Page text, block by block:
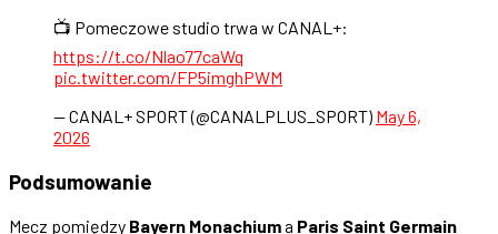
📺 Pomeczowe studio trwa w CANAL+:
https://t.co/Nlao77caWq
pic.twitter.com/FP5imghPWM
— CANAL+ SPORT (@CANALPLUS_SPORT) May 6,
2026
Podsumowanie
Mecz pomiędzy Bayern Monachiuma Paris Saint Germain